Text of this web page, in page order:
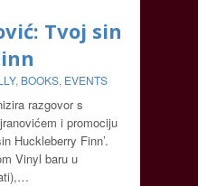
Tvoj sin
, BOOKS, EVENTS
razgovor s
i promociju
Huckleberry Finn’.
Vinyl baru u